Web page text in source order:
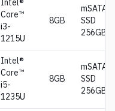
Core™
i3-
1215U
8GB
mSATA
SSD
256GB
Intel®
Core™
i5-
1235U
8GB
mSATA
SSD
256GB